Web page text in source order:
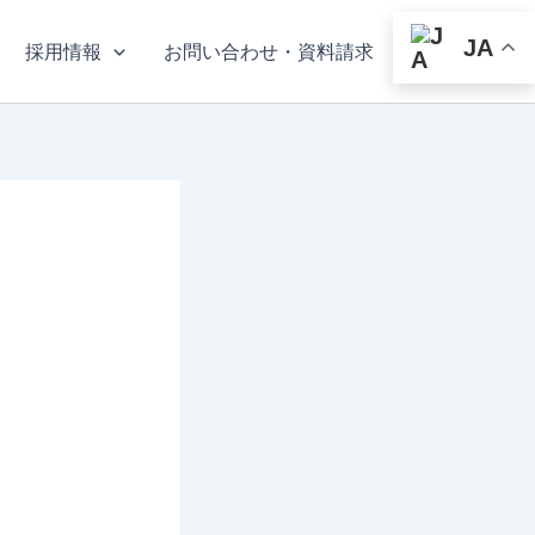
採用情報 お問い合わせ・資料請求 JA